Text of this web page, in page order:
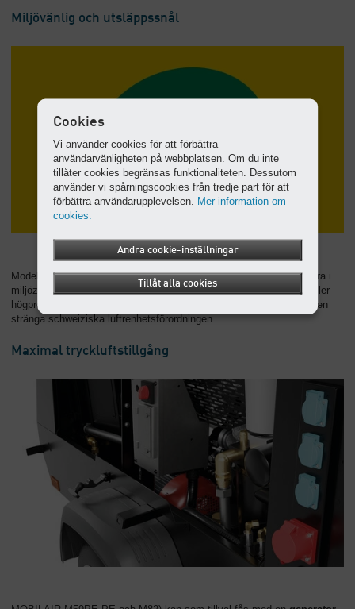
Miljövänlig och utsläppssnål
Modellerna i M59, M65 och M82 är certifierade för ren luft – inte bara i
miljözoner – enligt EU-direktiv 2016/1628, steg V. Dessutom uppfyller
högpresterande allroundmaskiner med standarddieselpartikelfilter den
stränga schweiziska luftrenhetsförordningen.
Maximal tryckluftstillgång
Cookies
Vi använder cookies för att förbättra
användarvänligheten på webbplatsen. Om du inte
tillåter cookies begränsas funktionaliteten. Dessutom
använder vi spårningscookies från tredje part för att
förbättra användarupplevelsen. Mer information om
cookies.
Ändra cookie-inställningar
Tillåt alla cookies